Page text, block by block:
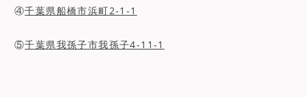
④千葉県船橋市浜町2-1-1
⑤千葉県我孫子市我孫子4-11-1